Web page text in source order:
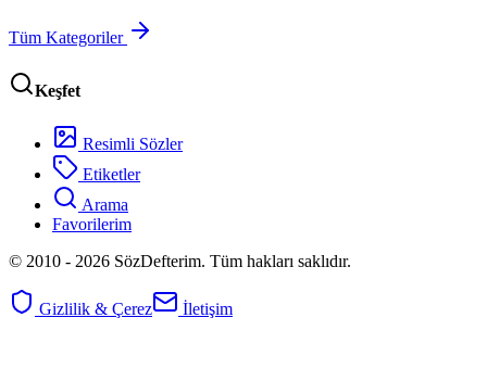
Tüm Kategoriler
Keşfet
Resimli Sözler
Etiketler
Arama
Favorilerim
© 2010 - 2026 SözDefterim. Tüm hakları saklıdır.
Gizlilik & Çerez İletişim